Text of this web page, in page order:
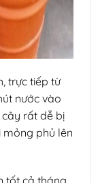
trực tiếp từ
nước vào
rất dễ bị
phủ lên